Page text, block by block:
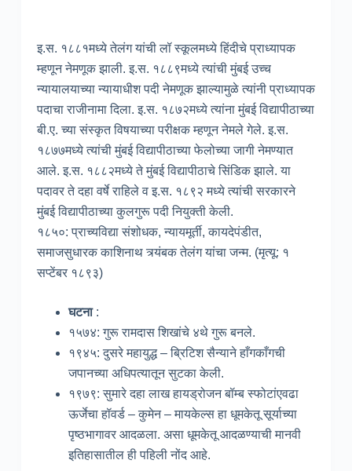
इ.स. १८८१मध्ये तेलंग यांची लॉ स्कूलमध्ये हिंदीचे प्राध्यापक
म्हणून नेमणूक झाली. इ.स. १८८९मध्ये त्यांची मुंबई उच्च
न्यायालयाच्या न्यायाधीश पदी नेमणूक झाल्यामुळे त्यांनी प्राध्यापक
पदाचा राजीनामा दिला. इ.स. १८७२मध्ये त्यांना मुंबई विद्यापीठाच्या
बी.ए. च्या संस्कृत विषयाच्या परीक्षक म्हणून नेमले गेले. इ.स.
१८७७मध्ये त्यांची मुंबई विद्यापीठाच्या फेलोच्या जागी नेमण्यात
आले. इ.स. १८८२मध्ये ते मुंबई विद्यापीठाचे सिंडिक झाले. या
पदावर ते दहा वर्षे राहिले व इ.स. १८९२ मध्ये त्यांची सरकारने
मुंबई विद्यापीठाच्या कुलगुरू पदी नियुक्ती केली.
१८५०: प्राच्यविद्या संशोधक, न्यायमूर्ती, कायदेपंडीत,
समाजसुधारक काशिनाथ त्र्यंबक तेलंग यांचा जन्म. (मृत्यू: १
सप्टेंबर १८९३)
घटना :
१५७४: गुरू रामदास शिखांचे ४थे गुरू बनले.
१९४५: दुसरे महायुद्ध – ब्रिटिश सैन्याने हाँगकाँगची
जपानच्या अधिपत्यातून सुटका केली.
१९७९: सुमारे दहा लाख हायड्रोजन बॉम्ब स्फोटांएवढा
ऊर्जेचा हॉवर्ड – कुमेन – मायकेल्स हा धूमकेतू सूर्याच्या
पृष्ठभागावर आदळला. असा धूमकेतू आदळण्याची मानवी
इतिहासातील ही पहिली नोंद आहे.